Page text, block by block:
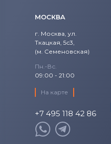
МОСКВА
г. Москва, ул.
Ткацкая, 5с3,
(м. Семеновская)
Пн.-Вс.
09:00 - 21:00
На карте
+7 495 118 42 86